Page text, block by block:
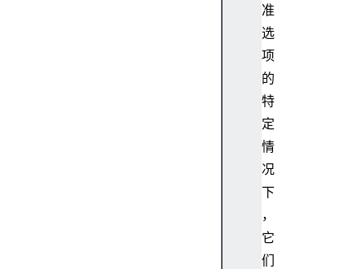
准
选
项
的
特
定
情
况
下
，
它
们